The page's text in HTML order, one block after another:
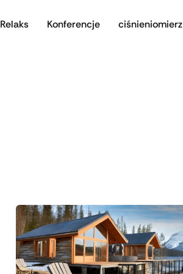
Relaks Konferencje ciśnieniomierz